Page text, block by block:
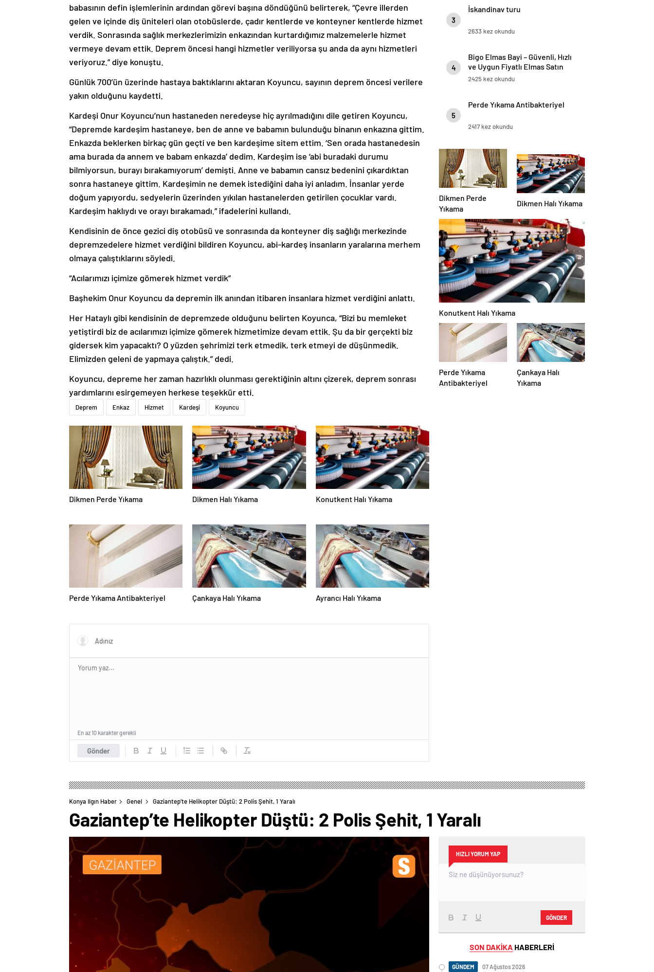
babasının defin işlemlerinin ardından görevi başına döndüğünü belirterek, “Çevre illerden
gelen ve içinde diş üniteleri olan otobüslerde, çadır kentlerde ve konteyner kentlerde hizmet
verdik. Sonrasında sağlık merkezlerimizin enkazından kurtardığımız malzemelerle hizmet
vermeye devam ettik. Deprem öncesi hangi hizmetler veriliyorsa şu anda da aynı hizmetleri
veriyoruz.” diye konuştu.
Günlük 700’ün üzerinde hastaya baktıklarını aktaran Koyuncu, sayının deprem öncesi verilere
yakın olduğunu kaydetti.
Kardeşi Onur Koyuncu’nun hastaneden neredeyse hiç ayrılmadığını dile getiren Koyuncu,
“Depremde kardeşim hastaneye, ben de anne ve babamın bulunduğu binanın enkazına gittim.
Enkazda beklerken birkaç gün geçti ve ben kardeşime sitem ettim. ‘Sen orada hastanedesin
ama burada da annem ve babam enkazda’ dedim. Kardeşim ise ‘abi buradaki durumu
bilmiyorsun, burayı bırakamıyorum’ demişti. Anne ve babamın cansız bedenini çıkardıktan
sonra hastaneye gittim. Kardeşimin ne demek istediğini daha iyi anladım. İnsanlar yerde
doğum yapıyordu, sedyelerin üzerinden yıkılan hastanelerden getirilen çocuklar vardı.
Kardeşim haklıydı ve orayı bırakamadı.” ifadelerini kullandı.
Kendisinin de önce gezici diş otobüsü ve sonrasında da konteyner diş sağlığı merkezinde
depremzedelere hizmet verdiğini bildiren Koyuncu, abi-kardeş insanların yaralarına merhem
olmaya çalıştıklarını söyledi.
“Acılarımızı içimize gömerek hizmet verdik”
Başhekim Onur Koyuncu da depremin ilk anından itibaren insanlara hizmet verdiğini anlattı.
Her Hataylı gibi kendisinin de depremzede olduğunu belirten Koyunca, “Bizi bu memleket
yetiştirdi biz de acılarımızı içimize gömerek hizmetimize devam ettik. Şu da bir gerçekti biz
gidersek kim yapacaktı? O yüzden şehrimizi terk etmedik, terk etmeyi de düşünmedik.
Elimizden geleni de yapmaya çalıştık.” dedi.
Koyuncu, depreme her zaman hazırlıklı olunması gerektiğinin altını çizerek, deprem sonrası
yardımlarını esirgemeyen herkese teşekkür etti.
Deprem Enkaz Hizmet Kardeşi Koyuncu
Dikmen Perde Yıkama Dikmen Halı Yıkama Konutkent Halı Yıkama
Perde Yıkama Antibakteriyel Çankaya Halı Yıkama Ayrancı Halı Yıkama
Gönder
En az 10 karakter gerekli
3
İskandinav turu
2633 kez okundu
4
Bigo Elmas Bayi – Güvenli, Hızlı
ve Uygun Fiyatlı Elmas Satın
Almanın Yeni Adresi
2425 kez okundu
5
Perde Yıkama Antibakteriyel
2417 kez okundu
Dikmen Perde
Yıkama
Dikmen Halı Yıkama
Konutkent Halı Yıkama
Perde Yıkama
Antibakteriyel
Çankaya Halı
Yıkama
Konya Ilgın Haber Genel Gaziantep’te Helikopter Düştü: 2 Polis Şehit, 1 Yaralı
Gaziantep’te Helikopter Düştü: 2 Polis Şehit, 1 Yaralı
HIZLI YORUM YAP
GÖNDER
SON DAKİKA HABERLERİ
GÜNDEM 07 Ağustos 2026